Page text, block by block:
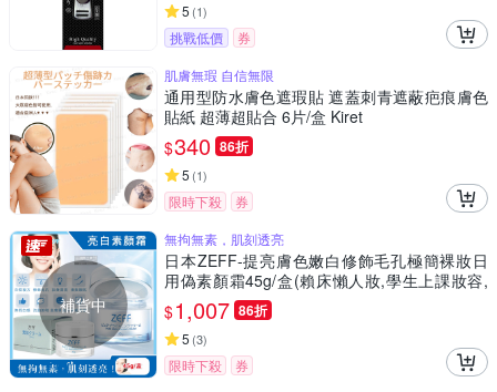
5 (1)
挑戰低價
券
肌膚無瑕 自信無限
通用型防水膚色遮瑕貼 遮蓋刺青遮蔽疤痕膚色
貼紙 超薄超貼合 6片/盒 Kiret
$340 86折
5 (1)
限時下殺 券
補貨中
無拘無素，肌刻透亮
日本ZEFF-提亮膚色嫩白修飾毛孔極簡裸妝日
用偽素顏霜45g/盒(賴床懶人妝,學生上課妝容,
打底護膚妝前乳,萬用美妝面霜,377淨白保養精
華)
$1,007 86折
5 (3)
限時下殺 券